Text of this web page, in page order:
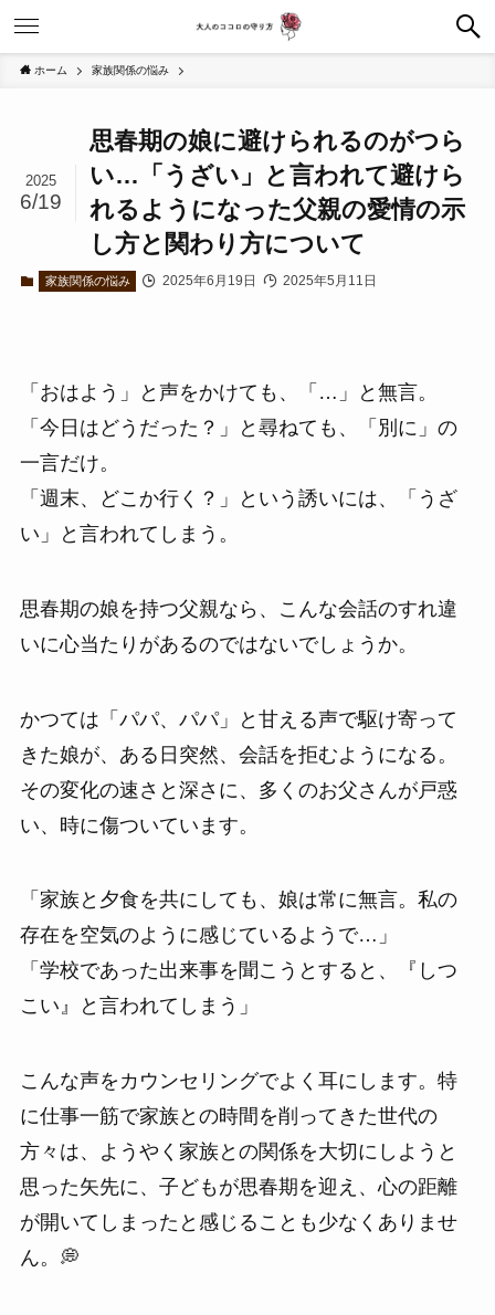
ホーム 家族関係の悩み
思春期の娘に避けられるのがつら
い…「うざい」と言われて避けら
れるようになった父親の愛情の示
し方と関わり方について
2025
6/19
家族関係の悩み 2025年6月19日 2025年5月11日
「おはよう」と声をかけても、「…」と無言。
「今日はどうだった？」と尋ねても、「別に」の
一言だけ。
「週末、どこか行く？」という誘いには、「うざ
い」と言われてしまう。
思春期の娘を持つ父親なら、こんな会話のすれ違
いに心当たりがあるのではないでしょうか。
かつては「パパ、パパ」と甘える声で駆け寄って
きた娘が、ある日突然、会話を拒むようになる。
その変化の速さと深さに、多くのお父さんが戸惑
い、時に傷ついています。
「家族と夕食を共にしても、娘は常に無言。私の
存在を空気のように感じているようで…」
「学校であった出来事を聞こうとすると、『しつ
こい』と言われてしまう」
こんな声をカウンセリングでよく耳にします。特
に仕事一筋で家族との時間を削ってきた世代の
方々は、ようやく家族との関係を大切にしようと
思った矢先に、子どもが思春期を迎え、心の距離
が開いてしまったと感じることも少なくありませ
ん。💭